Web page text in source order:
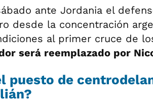
ante Jordania el
desde la concentración
al primer cruce de
será reemplazado por
puesto de